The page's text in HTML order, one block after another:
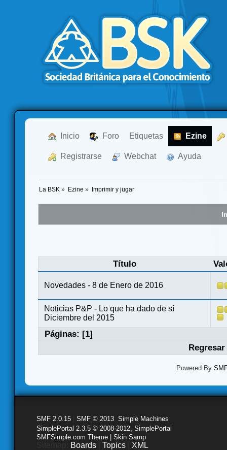
Inicio Foro Etiquetas Ezine
Registrarse Webchat Ayuda
La BSK » Ezine » Imprimir y jugar
Título
Novedades - 8 de Enero de 2016
Noticias P&P - Lo que ha dado de sí
Diciembre del 2015
Páginas: [1]
Powered By
SMF 2.0.15 SMF © 2013 Simple Machines
SimplePortal 2.3.5 © 2008-2012, SimplePortal
SMFSimple.com Theme | Skin Samp
Boards Topics XML